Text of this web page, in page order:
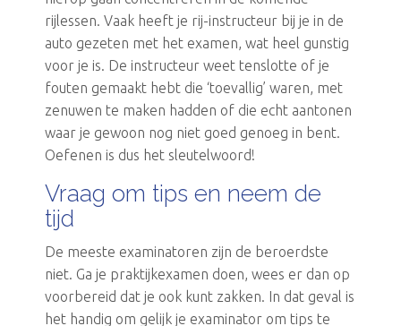
rijlessen. Vaak heeft je rij-instructeur bij je in de
auto gezeten met het examen, wat heel gunstig
voor je is. De instructeur weet tenslotte of je
fouten gemaakt hebt die ‘toevallig’ waren, met
zenuwen te maken hadden of die echt aantonen
waar je gewoon nog niet goed genoeg in bent.
Oefenen is dus het sleutelwoord!
Vraag om tips en neem de
tijd
De meeste examinatoren zijn de beroerdste
niet. Ga je praktijkexamen doen, wees er dan op
voorbereid dat je ook kunt zakken. In dat geval is
het handig om gelijk je examinator om tips te